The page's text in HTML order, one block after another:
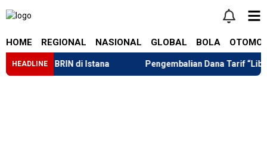
HOME REGIONAL NASIONAL GLOBAL BOLA
HEADLINE
Inovasi BRIN di Istana Pengembalian Dana Tarif